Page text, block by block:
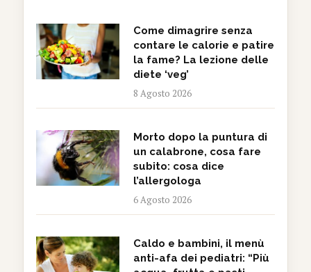
Come dimagrire senza
contare le calorie e patire
la fame? La lezione delle
diete ‘veg’
8 Agosto 2026
Morto dopo la puntura di
un calabrone, cosa fare
subito: cosa dice
l’allergologa
6 Agosto 2026
Caldo e bambini, il menù
anti-afa dei pediatri: “Più